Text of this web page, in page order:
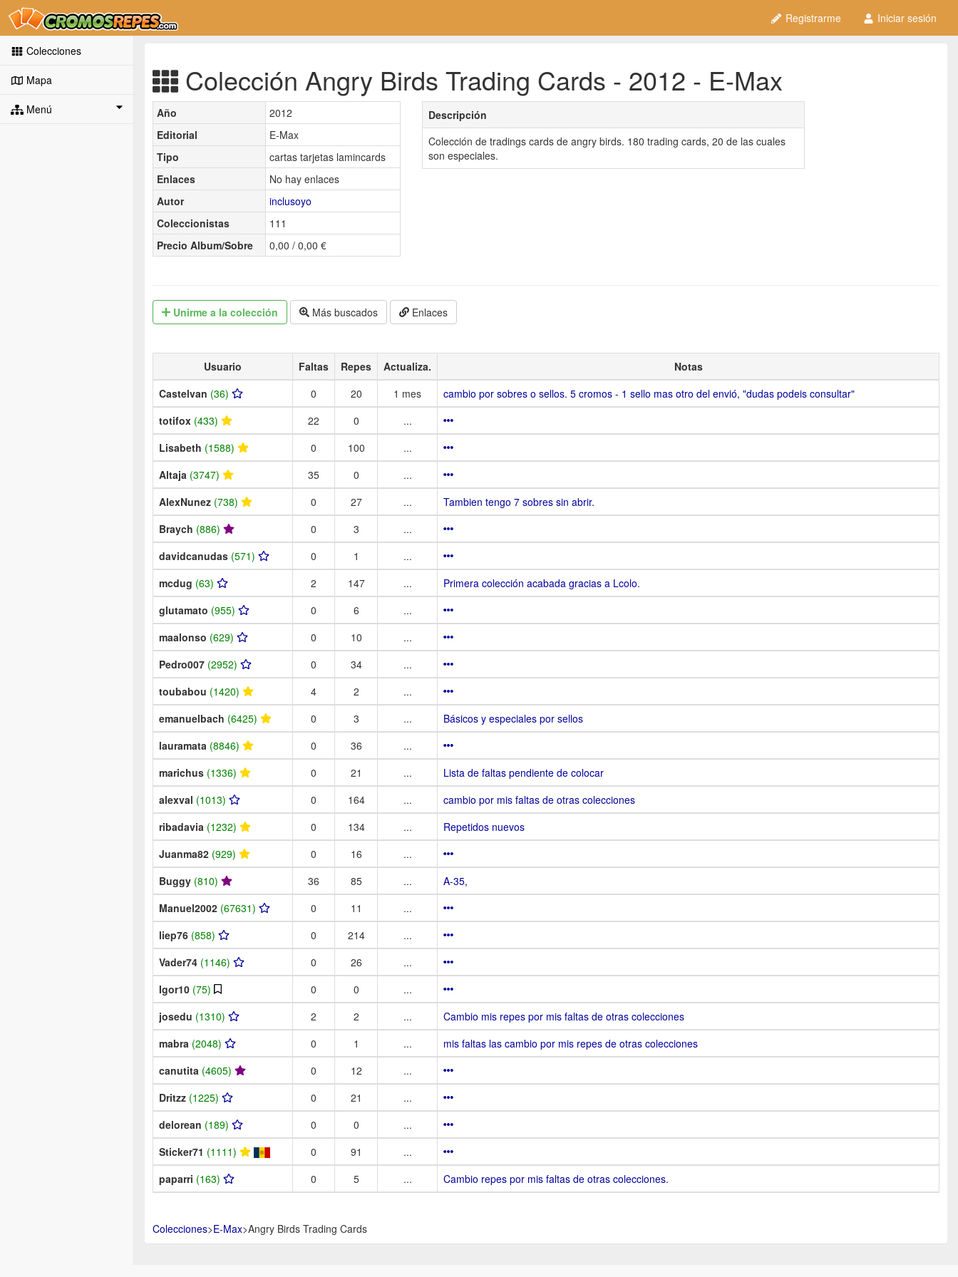
Registrarme Iniciar sesión
Colecciones
Mapa
Menú
Colección Angry Birds Trading Cards - 2012 - E-Max
Año
2012
Editorial
E-Max
Tipo
cartas tarjetas lamincards
Enlaces
No hay enlaces
Autor
inclusoyo
Coleccionistas
111
Precio Album/Sobre
0,00 / 0,00 €
Descripción
Colección de tradings cards de angry birds. 180 trading cards, 20 de las cuales
son especiales.
Unirme a la colección Más buscados Enlaces
Usuario Faltas Repes Actualiza.
Notas
Castelvan (36) 0 20 1 mes
cambio por sobres o sellos. 5 cromos - 1 sello mas otro del envió, "dudas podeis consultar"
totifox (433) 22 0
...
Lisabeth (1588) 0 100
...
Altaja (3747) 35 0
...
AlexNunez (738) 0 27 ...
Tambien tengo 7 sobres sin abrir.
Braych (886) 0 3
...
davidcanudas (571) 0 1
...
mcdug (63) 2 147 ...
Primera colección acabada gracias a Lcolo.
glutamato (955) 0 6
...
maalonso (629) 0 10
...
Pedro007 (2952) 0 34
...
toubabou (1420) 4 2
...
emanuelbach (6425) 0 3 ...
Básicos y especiales por sellos
lauramata (8846) 0 36
...
marichus (1336) 0 21 ...
Lista de faltas pendiente de colocar
alexval (1013) 0 164 ...
cambio por mis faltas de otras colecciones
ribadavia (1232) 0 134 ...
Repetidos nuevos
Juanma82 (929) 0 16
...
Buggy (810) 36 85 ...
A-35,
Manuel2002 (67631) 0 11
...
liep76 (858) 0 214
...
Vader74 (1146) 0 26
...
Igor10 (75) 0 0
...
josedu (1310) 2 2 ...
Cambio mis repes por mis faltas de otras colecciones
mabra (2048) 0 1 ...
mis faltas las cambio por mis repes de otras colecciones
canutita (4605) 0 12
...
Dritzz (1225) 0 21
...
delorean (189) 0 0
...
Sticker71 (1111) 0 91
...
paparri (163) 0 5 ... Cambio repes por mis faltas de otras colecciones.
Colecciones>E-Max>Angry Birds Trading Cards